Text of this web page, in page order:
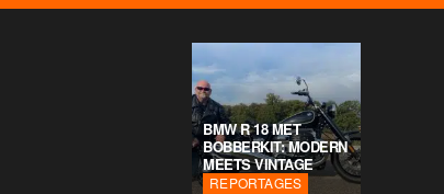
BMW R 18 MET
BOBBERKIT: MODERN
MEETS VINTAGE
REPORTAGES